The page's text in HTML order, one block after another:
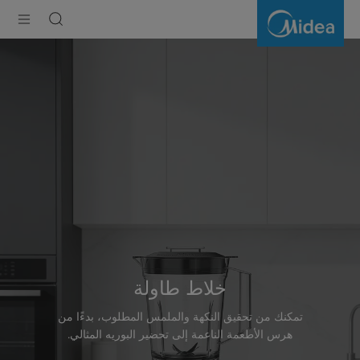
خلاط طاولة
تمكنك من تحقيق النكهة والملمس المطلوب، بدءًا من
هرس الأطعمة الناعمة إلى تحضير البوريه المثالي.